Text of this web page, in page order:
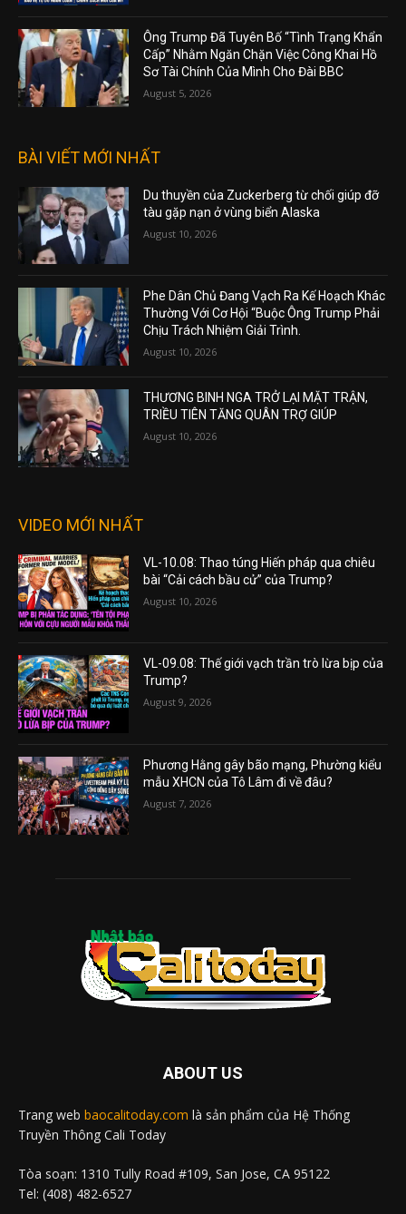
Ông Trump Đã Tuyên Bố “Tình Trạng Khẩn
Cấp” Nhằm Ngăn Chặn Việc Công Khai Hồ
Sơ Tài Chính Của Mình Cho Đài BBC
August 5, 2026
BÀI VIẾT MỚI NHẤT
Du thuyền của Zuckerberg từ chối giúp đỡ
tàu gặp nạn ở vùng biển Alaska
August 10, 2026
Phe Dân Chủ Đang Vạch Ra Kế Hoạch Khác
Thường Với Cơ Hội “Buộc Ông Trump Phải
Chịu Trách Nhiệm Giải Trình.
August 10, 2026
THƯƠNG BINH NGA TRỞ LẠI MẶT TRẬN,
TRIỀU TIÊN TĂNG QUÂN TRỢ GIÚP
August 10, 2026
VIDEO MỚI NHẤT
VL-10.08: Thao túng Hiến pháp qua chiêu
bài “Cải cách bầu cử” của Trump?
August 10, 2026
VL-09.08: Thế giới vạch trần trò lừa bịp của
Trump?
August 9, 2026
Phương Hằng gây bão mạng, Phường kiểu
mẫu XHCN của Tô Lâm đi về đâu?
August 7, 2026
ABOUT US
Trang web baocalitoday.com là sản phẩm của Hệ Thống
Truyền Thông Cali Today
Tòa soạn: 1310 Tully Road #109, San Jose, CA 95122
Tel: (408) 482-6527